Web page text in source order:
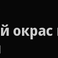
окрас